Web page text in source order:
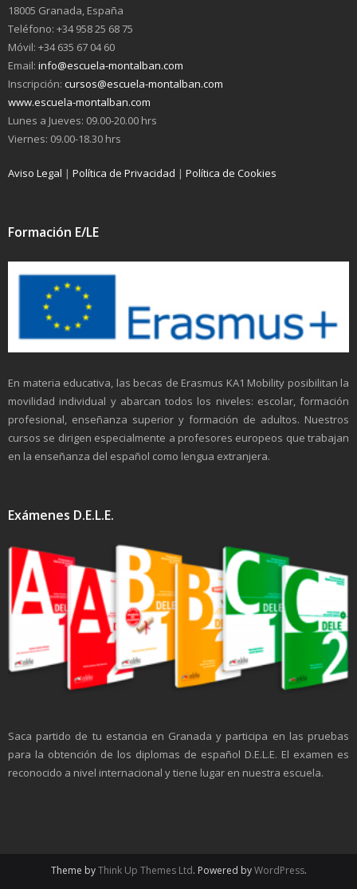
18005 Granada, España
Teléfono: +34 958 25 68 75
Móvil: +34 635 67 04 60
Email: info@escuela-montalban.com
Inscripción: cursos@escuela-montalban.com
www.escuela-montalban.com
Lunes a Jueves: 09.00-20.00 hrs
Viernes: 09.00-18.30 hrs
Aviso Legal | Política de Privacidad | Política de Cookies
Formación E/LE
En materia educativa, las becas de Erasmus KA1 Mobility posibilitan la
movilidad individual y abarcan todos los niveles: escolar, formación
profesional, enseñanza superior y formación de adultos. Nuestros
cursos se dirigen especialmente a profesores europeos que trabajan
en la enseñanza del español como lengua extranjera.
Exámenes D.E.L.E.
Saca partido de tu estancia en Granada y participa en las pruebas
para la obtención de los diplomas de español D.E.L.E. El examen es
reconocido a nivel internacional y tiene lugar en nuestra escuela.
Theme byThink Up Themes Ltd. Powered byWordPress.